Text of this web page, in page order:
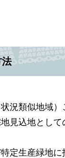
法
況類似地域）
見込地とし
定生産緑地に